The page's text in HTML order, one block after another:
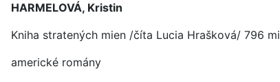
HARMELOVÁ, Kristin
Kniha stratených mien /číta Lucia Hrašková/ 796
americké romány